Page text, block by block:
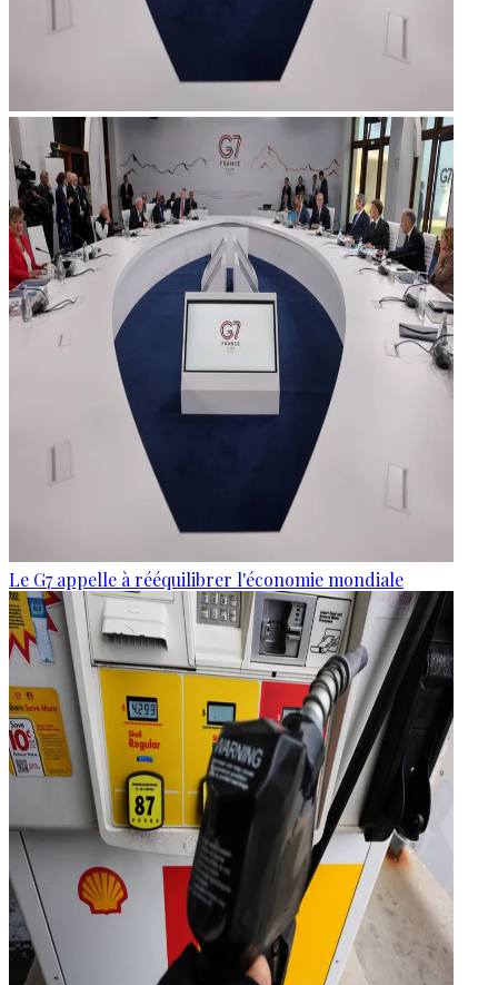
Le G7 appelle à rééquilibrer l'économie mondiale